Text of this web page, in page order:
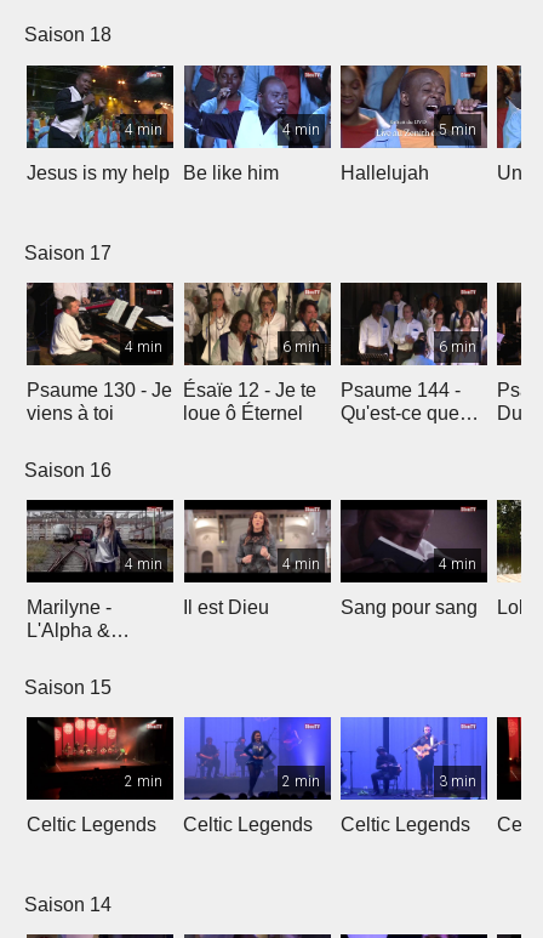
Saison 18
4 min
Jesus is my help
4 min
Be like him
5 min
Hallelujah Un
Saison 17
4 min
Psaume 130 - Je
viens à toi
6 min
Ésaïe 12 - Je te
loue ô Éternel
6 min
Psaume 144 -
Qu'est-ce que
Du
Saison 16
4 min
Marilyne -
L'Alpha &
4 min
Il est Dieu
4 min
Sang pour sang Lola
Saison 15
2 min
Celtic Legends
2 min
Celtic Legends
3 min
Celtic Legends
Saison 14